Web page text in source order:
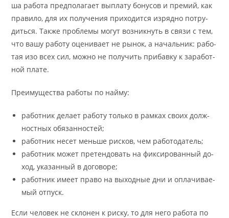
ша ра­бо­та пред­по­ла­га­ет выпла­ту бо­ну­сов и пре­мий, как
пра­ви­ло, для их по­лу­че­ния при­хо­дит­ся из­ряд­но по­тру­
дить­ся. Так­же пробле­мы мо­гут воз­ник­нуть в свя­зи с тем,
что ва­шу ра­бо­ту оце­ни­ва­ет не ры­нок, а на­чаль­ник: ра­бо­
тая изо всех сил, мож­но не по­лу­чить при­бав­ку к за­ра­бот­
ной пла­те.
Пре­иму­ще­ства ра­бо­ты по найму:
ра­бот­ник де­ла­ет ра­бо­ту толь­ко в рам­ках своих долж­
ност­ных обя­зан­но­стей;
ра­бот­ник не­сет мень­ше рис­ков, чем ра­бо­то­да­тель;
ра­бот­ник мо­жет пре­тен­до­вать на фик­си­ро­ван­ный до­
ход, ука­зан­ный в до­го­во­ре;
ра­бот­ник име­ет пра­во на вы­ход­ные дни и опла­чи­ва­е­
мый отпуск.
Если че­ло­век не скло­нен к рис­ку, то для не­го ра­бо­та по